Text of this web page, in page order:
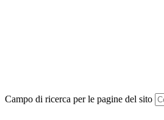
Campo di ricerca per le pagine del sito